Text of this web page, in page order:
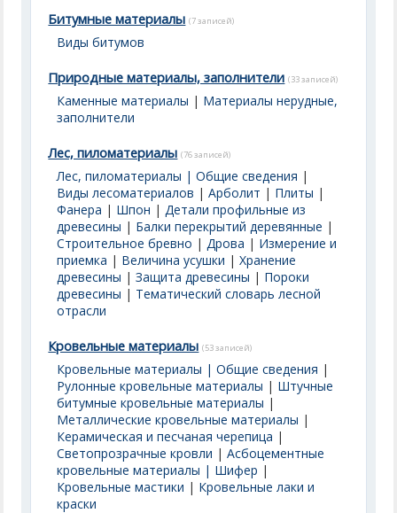
Битумные материалы (7 записей)
Виды битумов
Природные материалы, заполнители (33 записей)
Каменные материалы | Материалы нерудные,
заполнители
Лес, пиломатериалы (76 записей)
Лес, пиломатериалы | Общие сведения |
Виды лесоматериалов |Арболит | Плиты |
Фанера | Шпон |Детали профильные из
древесины | Балки перекрытий деревянные |
Строительное бревно |Дрова | Измерение и
приемка | Величина усушки |Хранение
древесины |Защита древесины | Пороки
древесины | Тематический словарь лесной
отрасли
Кровельные материалы (53 записей)
Кровельные материалы | Общие сведения |
Рулонные кровельные материалы | Штучные
битумные кровельные материалы |
Металлические кровельные материалы |
Керамическая и песчаная черепица |
Светопрозрачные кровли |Асбоцементные
кровельные материалы | Шифер |
Кровельные мастики | Кровельные лаки и
краски